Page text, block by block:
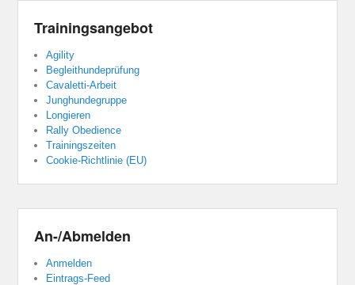
Trainingsangebot
Agility
Begleithundeprüfung
Cavaletti-Arbeit
Junghundegruppe
Longieren
Rally Obedience
Trainingszeiten
Cookie-Richtlinie (EU)
An-/Abmelden
Anmelden
Eintrags-Feed